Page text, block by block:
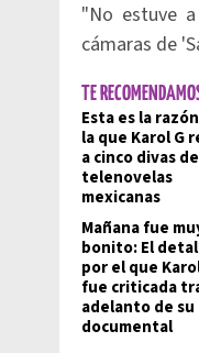
"No estuve
cámaras de
TE
Esta es la
la que Karol G
a cinco divas
telenovelas
mexicanas
Mañana fue
bonito: El
por el que
fue criticada
adelanto de su
documental